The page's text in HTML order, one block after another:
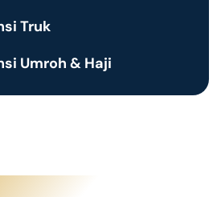
Truk
Umroh & Haji